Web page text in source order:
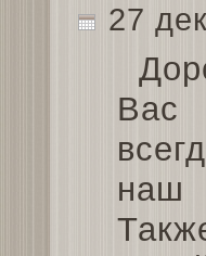
27
Вас
наш